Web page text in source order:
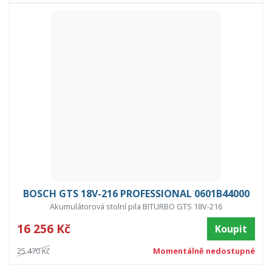
BOSCH GTS 18V-216 PROFESSIONAL 0601B44000
Akumulátorová stolní pila BITURBO GTS 18V-216
16 256 Kč Koupit
25 470 Kč Momentálně nedostupné